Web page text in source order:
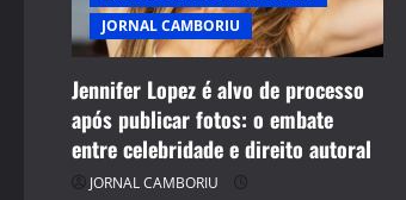
a
t
i
o
JORNAL CAMBORIU
Jennifer Lopez é alvo de processo
após publicar fotos: o embate
entre celebridade e direito autoral
JORNAL CAMBORIU